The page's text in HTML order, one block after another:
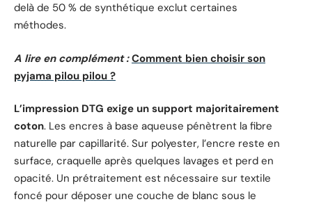
delà de 50 % de synthétique exclut certaines
méthodes.
A lire en complément : Comment bien choisir son
pyjama pilou pilou ?
L’impression DTG exige un support majoritairement
coton. Les encres à base aqueuse pénètrent la fibre
naturelle par capillarité. Sur polyester, l’encre reste en
surface, craquelle après quelques lavages et perd en
opacité. Un prétraitement est nécessaire sur textile
foncé pour déposer une couche de blanc sous le